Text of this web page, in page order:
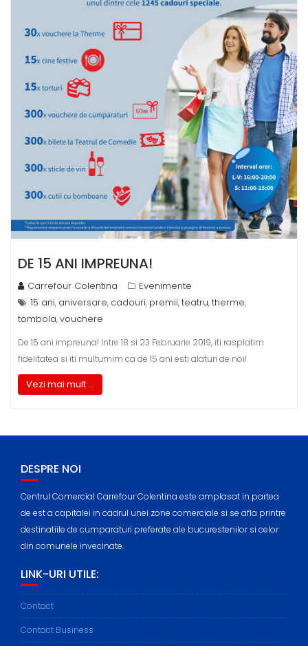
DE 15 ANI IMPREUNA!
Carrefour Colentina
Evenimente
15 ani, aniversare, cadouri, premii,teatru,therme,
tombola,vouchere
De 15 ani impreuna! Intre 18 si 23 Februarie 2019, iti rasplatim
fidelitatea si iti multumim ca de 15 ani esti alaturi de noi!
Vezi mai mult ...
DESPRE NOI
Centrul Comercial Carrefour Colentina este amplasat in partea
de est a capitalei in cadrul unei zone comerciale si se afla printre
destinatiile de cumparaturi preferate ale bucurestenilor si celor
din comunele invecinate.
LINK-URI UTILE:
Contact
Contact Business